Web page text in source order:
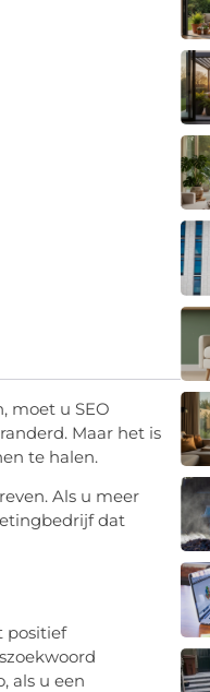
moet u SEO
Maar het is
te halen.
Als u meer
dat
positief
als u een